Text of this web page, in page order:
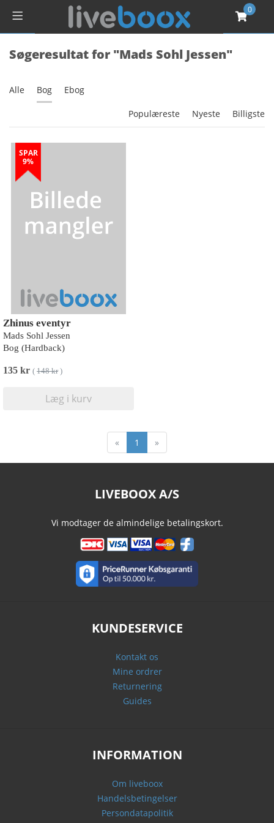
0
Søgeresultat for "Mads Sohl Jessen"
Alle Bog Ebog
Populæreste Nyeste Billigste
SPAR
9%
Zhinus eventyr
Mads Sohl Jessen
Bog (Hardback)
135 kr ( 148 kr)
Læg i kurv
« 1 »
LIVEBOOX A/S
Vi modtager de almindelige betalingskort.
KUNDESERVICE
Kontakt os
Mine ordrer
Returnering
Guides
INFORMATION
Om liveboox
Handelsbetingelser
Persondatapolitik